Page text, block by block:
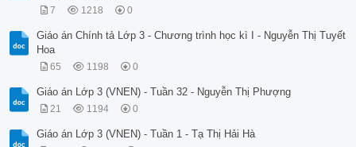
7 1218 0
Giáo án Chính tả Lớp 3 - Chương trình học kì I - Nguyễn Thị Tuyết
Hoa
65 1198 0
Giáo án Lớp 3 (VNEN) - Tuần 32 - Nguyễn Thị Phượng
21 1194 0
Giáo án Lớp 3 (VNEN) - Tuần 1 - Tạ Thị Hải Hà